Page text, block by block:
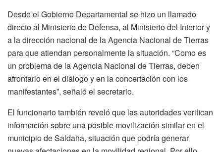
Desde el Gobierno Departamental se hizo un llamado
directo al Ministerio de Defensa, al Ministerio del Interior y
a la dirección nacional de la Agencia Nacional de Tierras
para que atiendan personalmente la situación. “Como es
un problema de la Agencia Nacional de Tierras, deben
afrontarlo en el diálogo y en la concertación con los
manifestantes”, señaló el secretario.
El funcionario también reveló que las autoridades verifican
información sobre una posible movilización similar en el
municipio de Saldaña, situación que podría generar